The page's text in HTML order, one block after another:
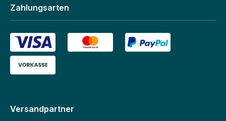
Zahlungsarten
Versandpartner